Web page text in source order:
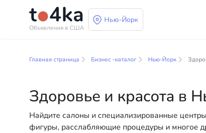
Объявления в США
Нью-Йорк
Бизнес и услуги в
профессиональных консультаций до
Главная страница Бизнес -каталог Нью-Йорк
Здоровье и красота в
Найдите салоны и специализированные
фигуры, расслабляющие процедуры и многое